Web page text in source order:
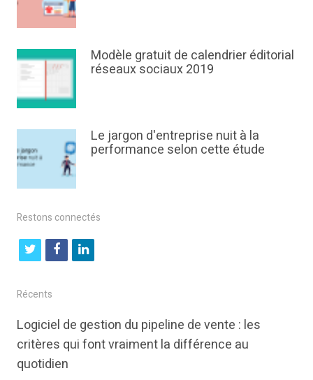
Modèle gratuit de calendrier éditorial
réseaux sociaux 2019
Le jargon d'entreprise nuit à la
performance selon cette étude
Restons connectés
t
i
t
t
e
f
b
o
l
e
Récents
Logiciel de gestion du pipeline de vente : les
critères qui font vraiment la différence au
quotidien